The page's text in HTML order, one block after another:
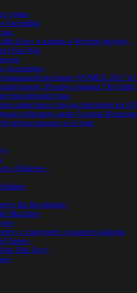
дома»
Ascending
Live» в память о Честере (видео).
Own Way
Ascending»
выставке WOMEX-2017 в
3D-шоу в рамках The
Беннингтона
известных этно-коллективов на
событием, аким Астаны
прошел в Астане
«Believer».
the Revolution»
Machine»
с грядущего сольного альбома
Times»
Fine Day»